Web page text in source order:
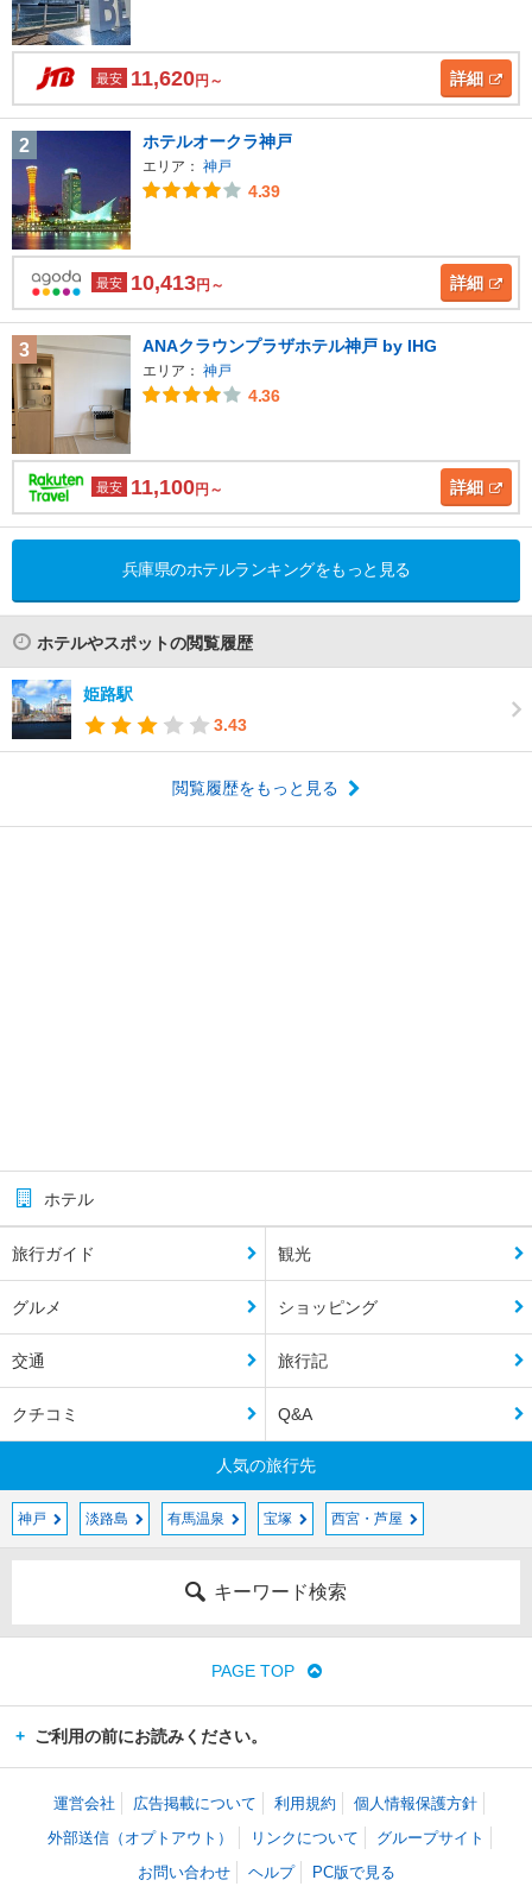
最安 11,620円～ 詳細
2 ホテルオークラ神戸
エリア： 神戸
4.39
最安 10,413円～ 詳細
3 ANAクラウンプラザホテル神戸 by IHG
エリア： 神戸
4.36
最安 11,100円～ 詳細
兵庫県のホテルランキングをもっと見る
ホテルやスポットの閲覧履歴
姫路駅
3.43
閲覧履歴をもっと見る
ホテル
旅行ガイド 観光
グルメ ショッピング
交通 旅行記
クチコミ Q&A
人気の旅行先
神戸 淡路島 有馬温泉 宝塚 西宮・芦屋
キーワード検索
PAGE TOP
ご利用の前にお読みください。
運営会社 広告掲載について 利用規約
個人情報保護方針
外部送信（オプトアウト）
リンクについて
グループサイト
お問い合わせ
ヘルプ PC版で見る